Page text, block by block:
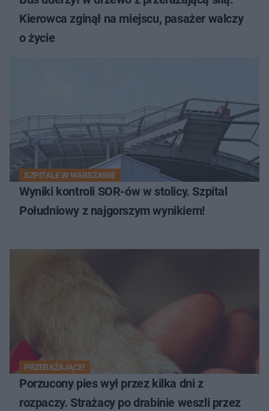
Kierowca zginął na miejscu, pasażer walczy
o życie
SZPITALE W WARSZAWIE
Wyniki kontroli SOR-ów w stolicy. Szpital
Południowy z najgorszym wynikiem!
PRZERAŻAJĄCE!
Porzucony pies wył przez kilka dni z
rozpaczy. Strażacy po drabinie weszli przez